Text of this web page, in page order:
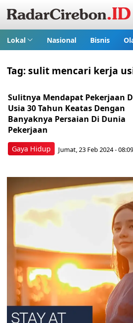
Lokal Nasional Bisnis
Tag:sulit mencari kerja
Gaya Hidup
Sulitnya Mendapat Pekerjaan
Usia 30 Tahun Keatas Dengan
Banyaknya Persaian Di Dunia
Pekerjaan
Jumat, 23 Feb 2024 - 08:09